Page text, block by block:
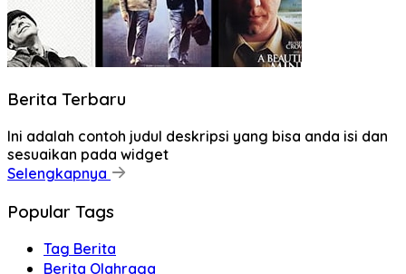
Berita Terbaru
Ini adalah contoh judul deskripsi yang bisa anda isi dan
sesuaikan pada widget
Selengkapnya
Popular Tags
Tag Berita
Berita Olahraga